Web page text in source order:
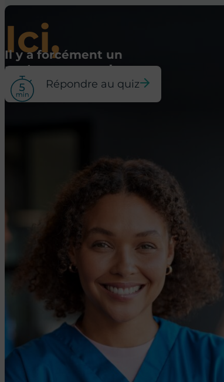
Ici,
Il y a forcément un
poste pour vous !
Répondre au quiz